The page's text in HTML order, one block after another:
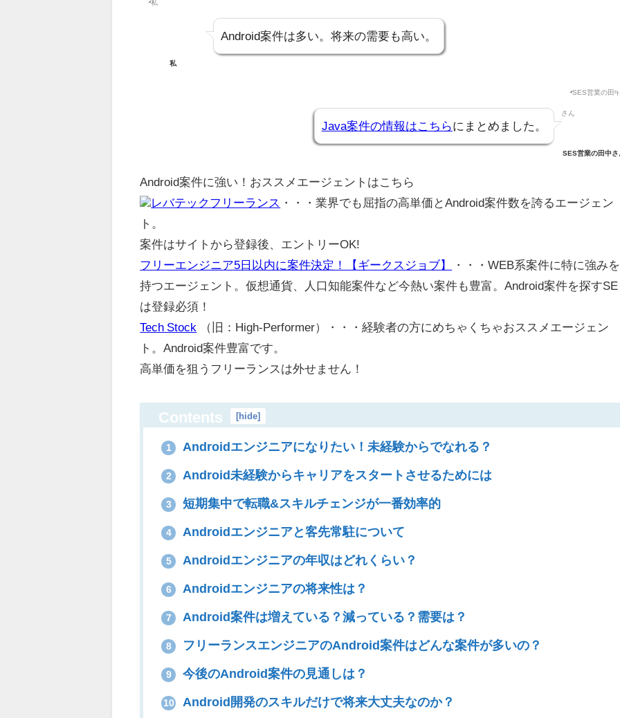
私
Android案件は多い。将来の需要も高い。
Java案件の情報はこちらにまとめました。
SES営業の田中さ
Android案件に強い！おススメエージェントはこちら
レバテックフリーランス
・・・業界でも屈指の高単価とAndroid案件数を誇るエージェン
ト。
案件はサイトから登録後、エントリーOK!
フリーエンジニア5日以内に案件決定！【ギークスジョブ】
・・・WEB系案件に特に強みを
持つエージェント。仮想通貨、人口知能案件など今熱い案件も豊富。Android案件を探すSE
は登録必須！
Tech Stock
（旧：High-Performer）・・・経験者の方にめちゃくちゃおススメエージェン
ト。Android案件豊富です。
高単価を狙うフリーランスは外せません！
Contents [hide]
1 Androidエンジニアになりたい！未経験からでなれる？
2 Android未経験からキャリアをスタートさせるためには
3 短期集中で転職&スキルチェンジが一番効率的
4 Androidエンジニアと客先常駐について
5 Androidエンジニアの年収はどれくらい？
6 Androidエンジニアの将来性は？
7 Android案件は増えている？減っている？需要は？
8 フリーランスエンジニアのAndroid案件はどんな案件が多いの？
9 今後のAndroid案件の見通しは？
10 Android開発のスキルだけで将来大丈夫なのか？